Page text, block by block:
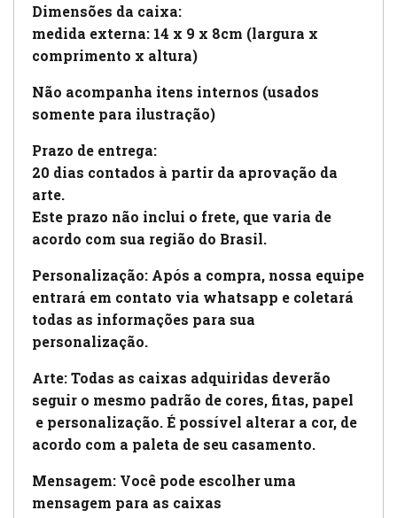
Dimensões da caixa:
medida externa: 14 x 9 x 8cm (largura x
comprimento x altura)
Não acompanha itens internos (usados
somente para ilustração)
Prazo de entrega:
20 dias contados à partir da aprovação da
arte.
Este prazo não inclui o frete, que varia de
acordo com sua região do Brasil.
Personalização: Após a compra, nossa equipe
entrará em contato via whatsapp e coletará
todas as informações para sua
personalização.
Arte:Todas as caixas adquiridas deverão
seguir o mesmo padrão de cores, fitas, papel
e personalização. É possível alterar a cor, de
acordo com a paleta de seu casamento.
Mensagem: Você pode escolher uma
mensagem para as caixas